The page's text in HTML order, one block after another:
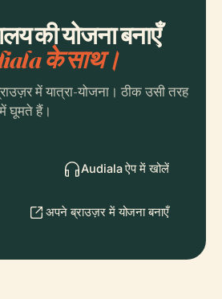
की योजना बनाएँ
के साथ।
में यात्रा-योजना। ठीक उसी तरह
घूमते हैं।
Audiala ऐप में खोलें
अपने ब्राउज़र में योजना बनाएँ